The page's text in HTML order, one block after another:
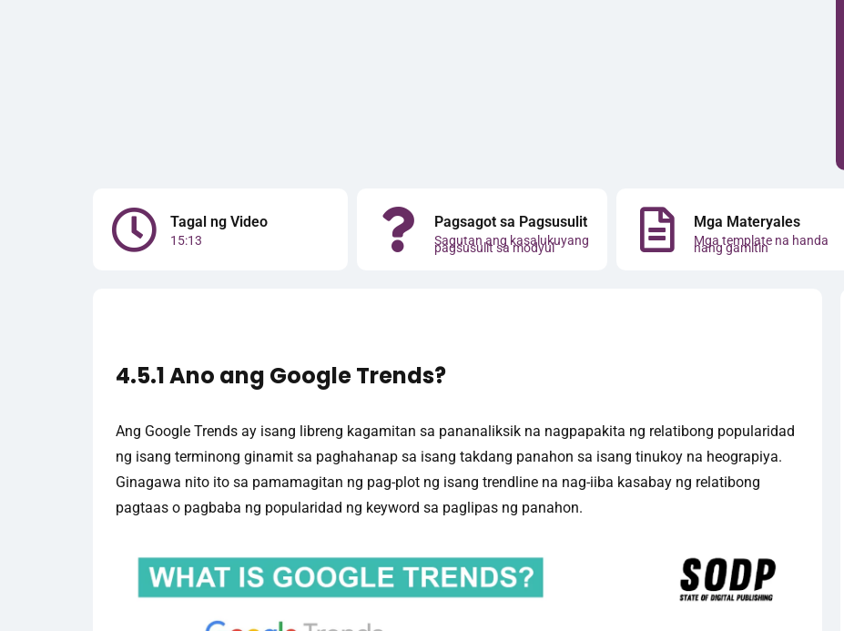
Tagal ng Video
15:13
Pagsagot sa Pagsusulit
Sagutan ang kasalukuyang
pagsusulit sa modyul
Mga Materyales
Mga template na handa
nang gamitin
4.5.1 Ano ang Google Trends?
Ang Google Trends ay isang libreng kagamitan sa pananaliksik na nagpapakita ng relatibong popularidad
ng isang terminong ginamit sa paghahanap sa isang takdang panahon sa isang tinukoy na heograpiya.
Ginagawa nito ito sa pamamagitan ng pag-plot ng isang trendline na nag-iiba kasabay ng relatibong
pagtaas o pagbaba ng popularidad ng keyword sa paglipas ng panahon.